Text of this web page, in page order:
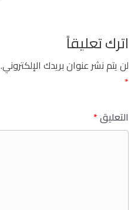
اترك تعليقاً
لن يتم نشر عنوان بريدك الإلكتروني.
*
التعليق*